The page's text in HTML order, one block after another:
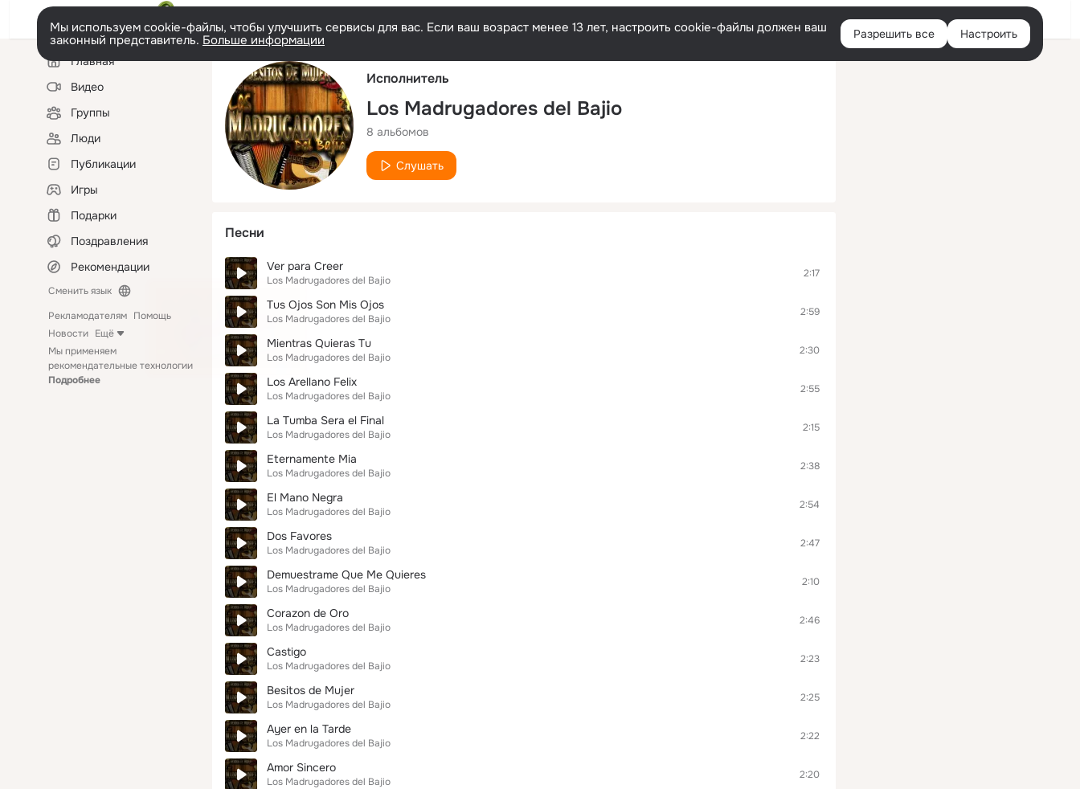
Русский Войти
Мы используем cookie-файлы, чтобы улучшить сервисы для вас. Если ваш возраст менее 13 лет, настроить cookie-файлы должен ваш
законный представитель. Больше информации Разрешить все Настроить
Левая
колонкаГлавная
Видео
Группы
Люди
Публикации
Игры
Подарки
Поздравления
Рекомендации
Сменить язык
Рекламодателям Помощь
Новости Ещё
Мы применяем
рекомендательные технологии
Подробнее
Исполнитель
Los Madrugadores del Bajio
8 альбомов
Слушать
Песни
Ver para Creer
Los Madrugadores del Bajio
2:17
Tus Ojos Son Mis Ojos
Los Madrugadores del Bajio
2:59
Mientras Quieras Tu
Los Madrugadores del Bajio
2:30
Los Arellano Felix
Los Madrugadores del Bajio
2:55
La Tumba Sera el Final
Los Madrugadores del Bajio
2:15
Eternamente Mia
Los Madrugadores del Bajio
2:38
El Mano Negra
Los Madrugadores del Bajio
2:54
Dos Favores
Los Madrugadores del Bajio
2:47
Demuestrame Que Me Quieres
Los Madrugadores del Bajio
2:10
Corazon de Oro
Los Madrugadores del Bajio
2:46
Castigo
Los Madrugadores del Bajio
2:23
Besitos de Mujer
Los Madrugadores del Bajio
2:25
Ayer en la Tarde
Los Madrugadores del Bajio
2:22
Amor Sincero
Los Madrugadores del Bajio
2:20